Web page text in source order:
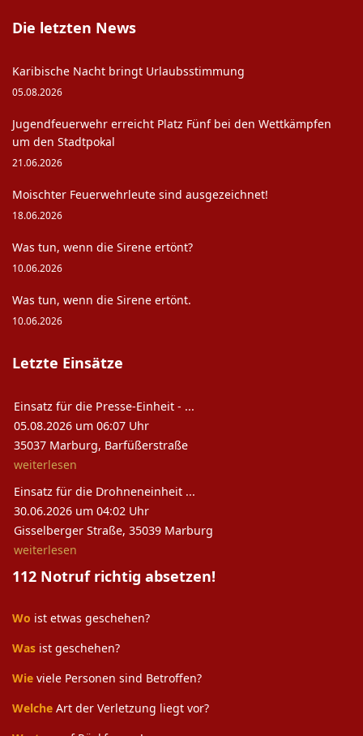
Die letzten News
Karibische Nacht bringt Urlaubsstimmung
05.08.2026
Jugendfeuerwehr erreicht Platz Fünf bei den Wettkämpfen
um den Stadtpokal
21.06.2026
Moischter Feuerwehrleute sind ausgezeichnet!
18.06.2026
Was tun, wenn die Sirene ertönt?
10.06.2026
Was tun, wenn die Sirene ertönt.
10.06.2026
Letzte Einsätze
Einsatz für die Presse-Einheit - ...
05.08.2026 um 06:07 Uhr
35037 Marburg, Barfüßerstraße
weiterlesen
Einsatz für die Drohneneinheit ...
30.06.2026 um 04:02 Uhr
Gisselberger Straße, 35039 Marburg
weiterlesen
112 Notruf richtig absetzen!
Wo ist etwas geschehen?
Was ist geschehen?
Wie viele Personen sind Betroffen?
Welche Art der Verletzung liegt vor?